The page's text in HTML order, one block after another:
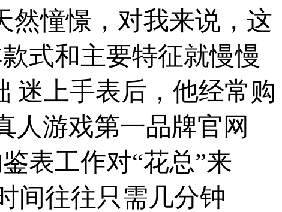
然憧憬，对我来说，这
式和主要特征就慢慢
上手表后，他经常购
人游戏第一品牌官网
表工作对“花总”来
间往往只需几分钟